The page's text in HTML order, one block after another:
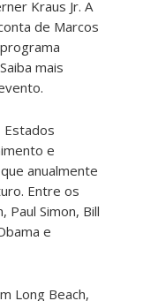
Kraus Jr. A
de Marcos
mais
Estados
e
anualmente
Entre os
Paul Simon, Bill
e
Long Beach,